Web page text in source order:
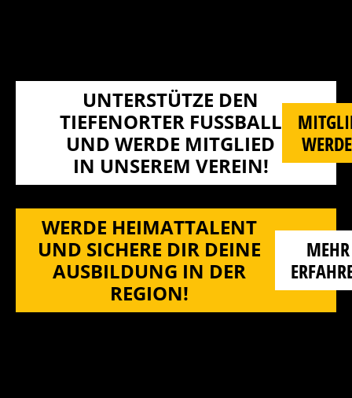
UNTERSTÜTZE DEN
TIEFENORTER FUSSBALL U
ND WERDE MITGLIED I
N UNSEREM VEREIN!
WERDE HEIMATTALENT
UND SICHERE DIR DEINE
AUSBILDUNG IN DER
REGION!
MEHR